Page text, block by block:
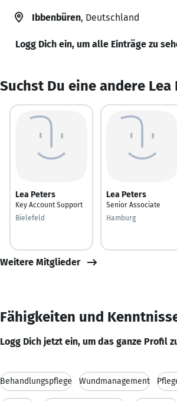
Ibbenbüren, Deutschland
Logg Dich ein, um alle Einträge zu
Suchst Du eine andere Lea
Lea Peters
Key Account Support
Bielefeld
Lea Peters
Senior Associate
Hamburg
Weitere Mitglieder
Fähigkeiten und
Logg Dich jetzt ein, um das ganze Profil
Behandlungspflege Wundmanagement